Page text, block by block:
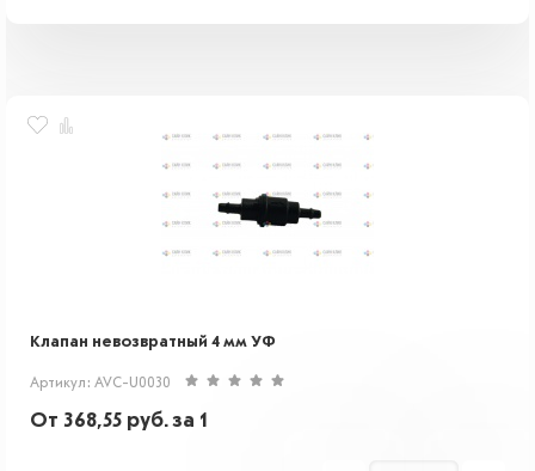
Клапан невозвратный 4 мм УФ
Артикул: AVC-U0030
От 368,55 руб.за 1